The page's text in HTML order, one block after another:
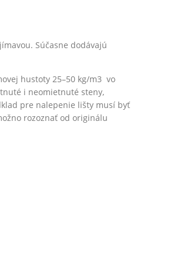
Súčasne dodávajú
hustoty 25–50 kg/m3 vo
i neomietnuté steny,
pre nalepenie lišty musí byť
rozoznať od originálu